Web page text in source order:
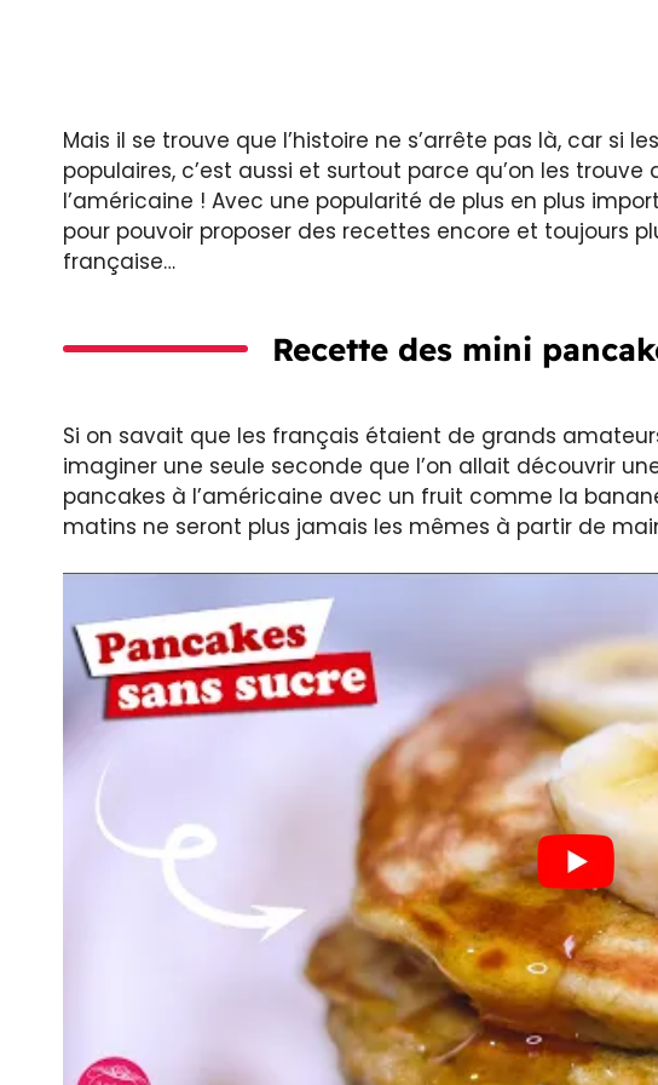
Mais il se trouve que l’histoire ne s’arrête pas là, car si
populaires, c’est aussi et surtout parce qu’on les
l’américaine ! Avec une popularité de plus en plus
pour pouvoir proposer des recettes encore et toujours
française…
Recette des mini
Si on savait que les français étaient de grands
imaginer une seule seconde que l’on allait découvrir
pancakes à l’américaine avec un fruit comme la
matins ne seront plus jamais les mêmes à partir de